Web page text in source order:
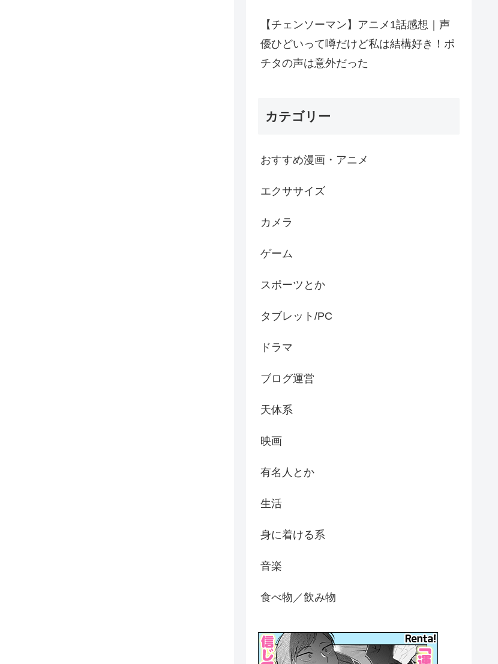
【チェンソーマン】アニメ1話感想｜声
優ひどいって噂だけど私は結構好き！ポ
チタの声は意外だった
カテゴリー
おすすめ漫画・アニメ
エクササイズ
カメラ
ゲーム
スポーツとか
タブレット/PC
ドラマ
ブログ運営
天体系
映画
有名人とか
生活
身に着ける系
音楽
食べ物／飲み物